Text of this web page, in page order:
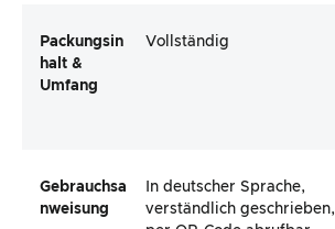
Packungsin
halt &
Umfang
Vollständig
Gebrauchsa
nweisung
In deutscher Sprache,
verständlich geschrieben,